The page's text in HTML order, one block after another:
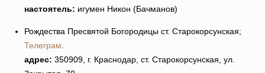
настоятель: игумен Никон (Бачманов)
Рождества Пресвятой Богородицы ст. Старокорсунская;
Телеграм
адрес: 350909, г. Краснодар, ст. Старокорсунская, ул.